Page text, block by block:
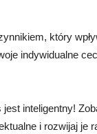
który
indywidualne
inteligentny!
i rozwijaj je